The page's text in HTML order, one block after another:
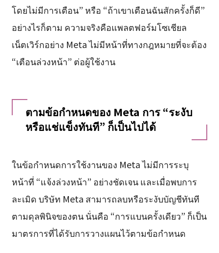
โดยไม่มีการเตือน” หรือ “ถ้าเขาเตือนฉันสักครั้งก็ดี”
อย่างไรก็ตาม ความจริงคือแพลตฟอร์มโซเชียล
เน็ตเวิร์กอย่าง Meta ไม่มีหน้าที่ทางกฎหมายที่จะต้อง
“เตือนล่วงหน้า” ต่อผู้ใช้งาน
ตามข้อกำหนดของ Meta การ “ระงับ
หรือแช่แข็งทันที” ก็เป็นไปได้
ในข้อกำหนดการใช้งานของ Meta ไม่มีการระบุ
หน้าที่ “แจ้งล่วงหน้า” อย่างชัดเจน และเมื่อพบการ
ละเมิด บริษัท Meta สามารถลบหรือระงับบัญชีทันที
ตามดุลพินิจของตน นั่นคือ “การแบนครั้งเดียว” ก็เป็น
มาตรการที่ได้รับการวางแผนไว้ตามข้อกำหนด